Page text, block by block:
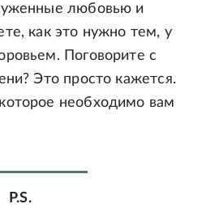
любовью и
как это нужно тем, у
Поговорите с
Это просто кажется.
необходимо вам
P.S.